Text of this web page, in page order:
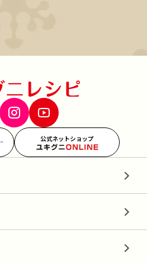
公式ネットショップ